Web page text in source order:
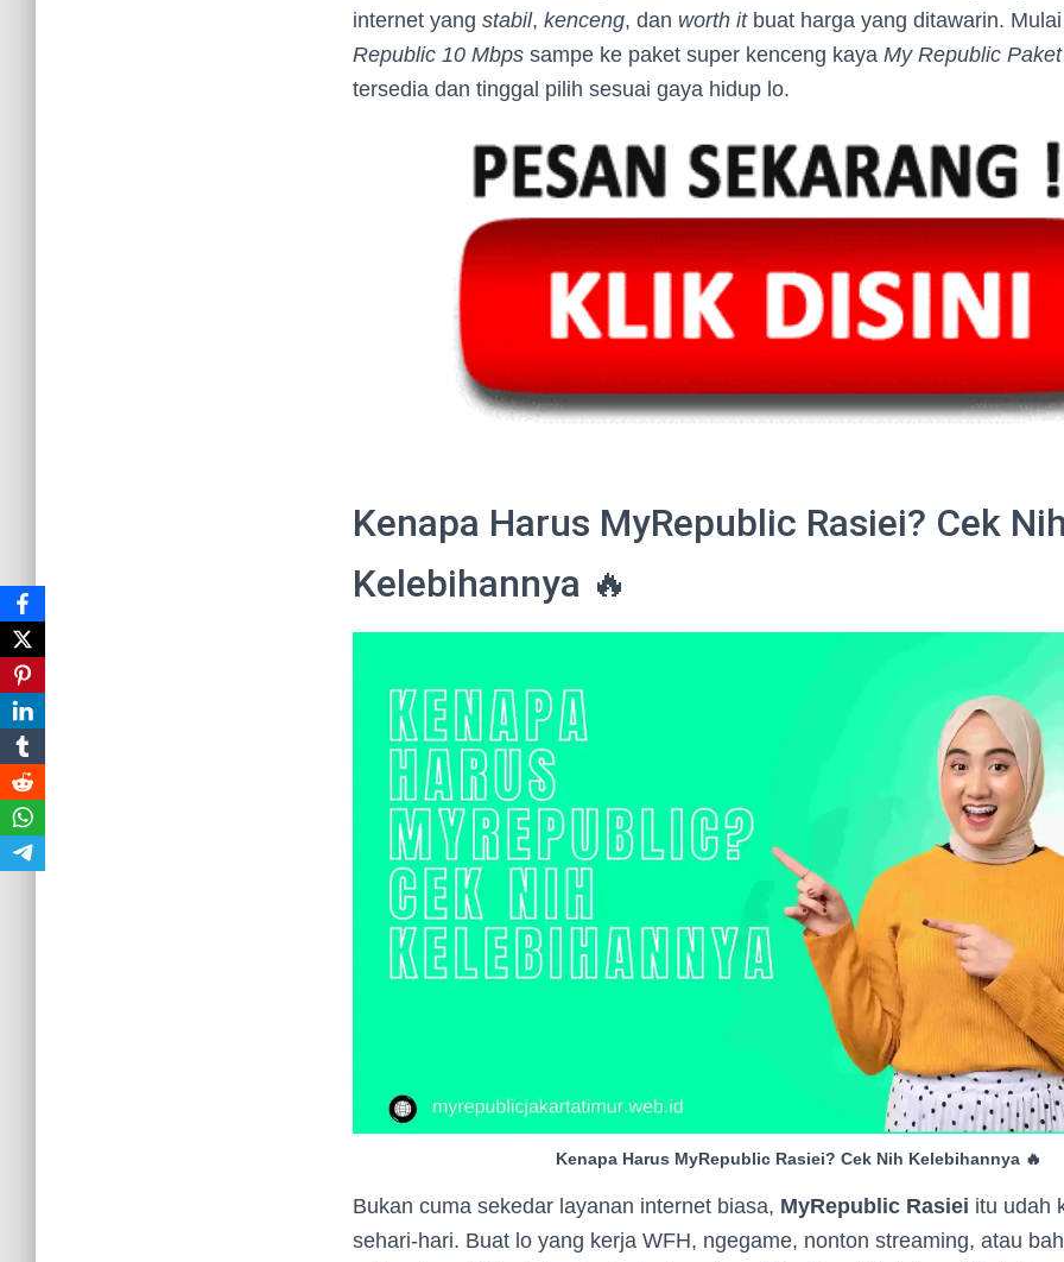
internet yang stabil, kenceng, dan worth itbuat harga yang ditawarin.
Republic 10 Mbps sampe ke paket super kenceng kaya My Republic
tersedia dan tinggal pilih sesuai gaya hidup lo.
Kenapa Harus MyRepublic Rasiei? Cek
Kelebihannya 🔥
Kenapa Harus MyRepublic Rasiei? Cek Nih Kelebihannya 🔥
Bukan cuma sekedar layanan internet biasa, MyRepublic Rasiei itu udah
sehari-hari. Buat lo yang kerja WFH, ngegame, nonton streaming, atau